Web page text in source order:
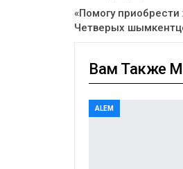
«Помогу
Четверых
Вам Также
ALEM